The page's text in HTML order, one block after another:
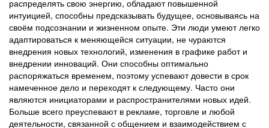
распределять свою энергию, обладают повышенной
интуицией, способны предсказывать будущее, основываясь на
своём подсознании и жизненном опыте. Эти люди умеют легко
адаптироваться к меняющейся ситуации, не чураются
внедрения новых технологий, изменения в графике работ и
внедрении инноваций. Они способны оптимально
распоряжаться временем, поэтому успевают довести в срок
намеченное дело и переходят к следующему. Часто они
являются инициаторами и распространителями новых идей.
Больше всего преуспевают в рекламе, торговле и любой
деятельности, связанной с общением и взаимодействием с